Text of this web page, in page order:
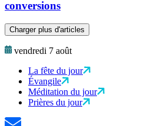
conversions
Charger plus d'articles
vendredi 7 août
La fête du jour
Évangile
Méditation du jour
Prières du jour